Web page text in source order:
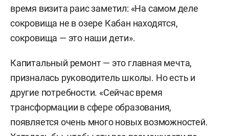
время визита раис заметил: «На самом деле
сокровища не в озере Кабан находятся,
сокровища — это наши дети».
Капитальный ремонт — это главная мечта,
призналась руководитель школы. Но есть и
другие потребности. «Сейчас время
трансформации в сфере образования,
появляется очень много новых возможностей.